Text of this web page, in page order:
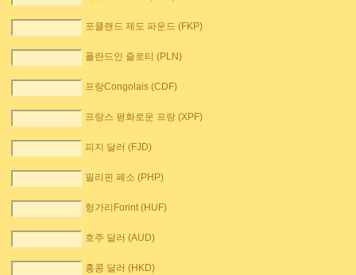
포클랜드 제도 파운드 (FKP)
폴란드인 즐로티 (PLN)
프랑Congolais (CDF)
프랑스 평화로운 프랑 (XPF)
피지 달러 (FJD)
필리핀 페소 (PHP)
헝가리Forint (HUF)
호주 달러 (AUD)
홍콩 달러 (HKD)